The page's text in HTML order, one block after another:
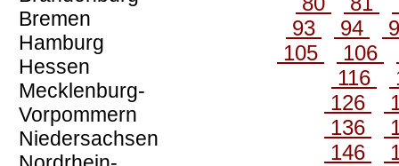
Bremen
Hamburg
Hessen
Mecklenburg-
Vorpommern
Niedersachsen
93
94
105
106
116
126
136
146